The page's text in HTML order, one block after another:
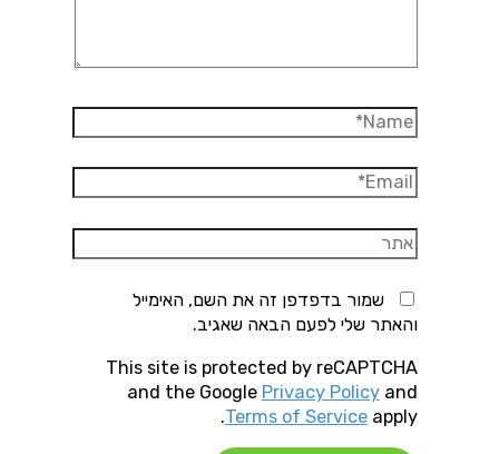
Name*
Email*
אתר
שמור בדפדפן זה את השם, האימייל
והאתר שלי לפעם הבאה שאגיב.
This site is protected by reCAPTCHA
and the Google Privacy Policyand
Terms of Serviceapply.